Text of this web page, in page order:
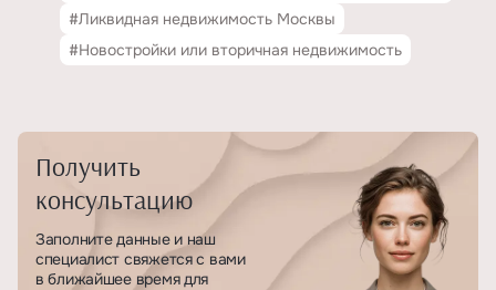
#Ликвидная недвижимость Москвы
#Новостройки или вторичная недвижимость
Получить
консультацию
Заполните данные и наш
специалист свяжется с вами
в ближайшее время для